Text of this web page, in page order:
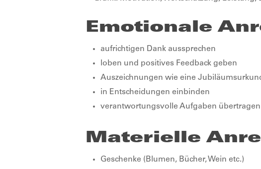
Emotionale
aufrichtigen Dank aussprechen
loben und positives Feedback geben
Auszeichnungen wie eine
in Entscheidungen einbinden
verantwortungsvolle Aufgaben übertragen
Materielle
Geschenke (Blumen, Bücher, Wein etc.)